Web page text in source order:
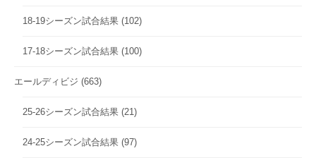
18-19シーズン試合結果 (102)
17-18シーズン試合結果 (100)
エールディビジ (663)
25-26シーズン試合結果 (21)
24-25シーズン試合結果 (97)